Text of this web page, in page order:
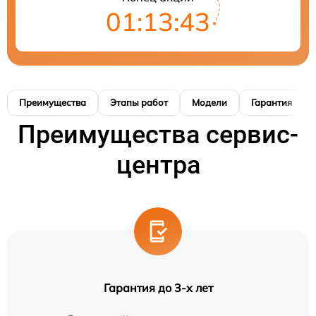
01:13:42
Преимущества Этапы работ Модели Гарантия
Преимущества сервис-
центра
Гарантия до 3-х лет